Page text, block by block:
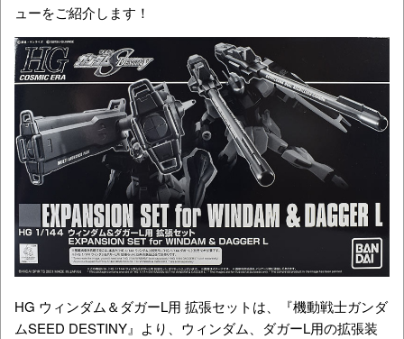
ューをご紹介します！
HG ウィンダム＆ダガーL用 拡張セットは、『機動戦士ガンダ
ムSEED DESTINY』より、ウィンダム、ダガーL用の拡張装